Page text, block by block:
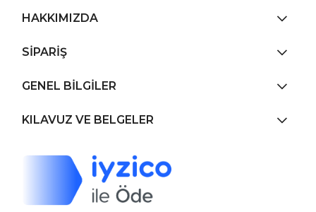
HAKKIMIZDA
SİPARİŞ
GENEL BİLGİLER
KILAVUZ VE BELGELER